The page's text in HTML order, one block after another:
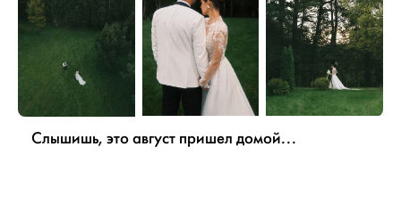
Слышишь, это август пришел домой...